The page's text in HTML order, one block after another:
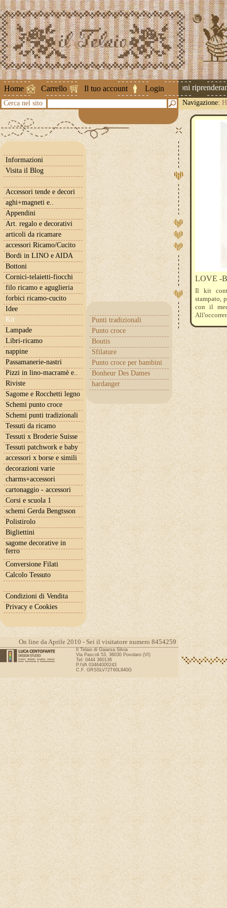
Home Carrello Il tuo account Login
Attenzione ! Le spedizioni
Cerca nel sito Navigazione:
Informazioni
Visita il Blog
Accessori tende e decori
aghi+magneti e..
Appendini
Art. regalo e decorativi
articoli da ricamare
accessori Ricamo/Cucito
Bordi in LINO e AIDA
Bottoni
Cornici-telaietti-fiocchi
filo ricamo e aguglieria
forbici ricamo-cucito
Idee
Kit
Punti tradizionali
Punto croce
Boutis
Sfilature
Punto croce per bambini
Bonheur Des Dames
hardanger
Lampade
Libri-ricamo
nappine
Passamanerie-nastri
Pizzi in lino-macramè e..
Riviste
Sagome e Rocchetti legno
Schemi punto croce
Schemi punti tradizionali
Tessuti da ricamo
Tessuti x Broderie Suisse
Tessuti patchwork e baby
accessori x borse e simili
decorazioni varie
charms+accessori
cartonaggio - accessori
Corsi e scuola 1
schemi Gerda Bengtsson
Polistirolo
Bigliettini
sagome decorative in
ferro
Conversione Filati
Calcolo Tessuto
Condizioni di Vendita
Privacy e Cookies
LOVE -
Il kit
stampato,
con il
On line da Aprile 2010 - Sei il visitatore numero 8454259
Il Telaio di Gaiarsa Silvia
Via Pascoli 53, 36030 Povolaro (VI)
Tel: 0444 360136
P.IVA 03464000243
C.F. GRSSLV72T60L840G